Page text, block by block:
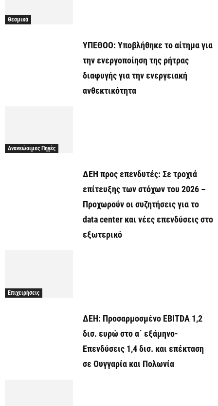
Θεσμικά
ΥΠΕΘΟΟ: Υποβλήθηκε το αίτημα για
την ενεργοποίηση της ρήτρας
διαφυγής για την ενεργειακή
ανθεκτικότητα
Ανανεώσιμες Πηγές
ΔΕΗ προς επενδυτές: Σε τροχιά
επίτευξης των στόχων του 2026 –
Προχωρούν οι συζητήσεις για το
data center και νέες επενδύσεις στο
εξωτερικό
Επιχειρήσεις
ΔΕΗ: Προσαρμοσμένο EBITDA 1,2
δισ. ευρώ στο α΄ εξάμηνο-
Επενδύσεις 1,4 δισ. και επέκταση
σε Ουγγαρία και Πολωνία